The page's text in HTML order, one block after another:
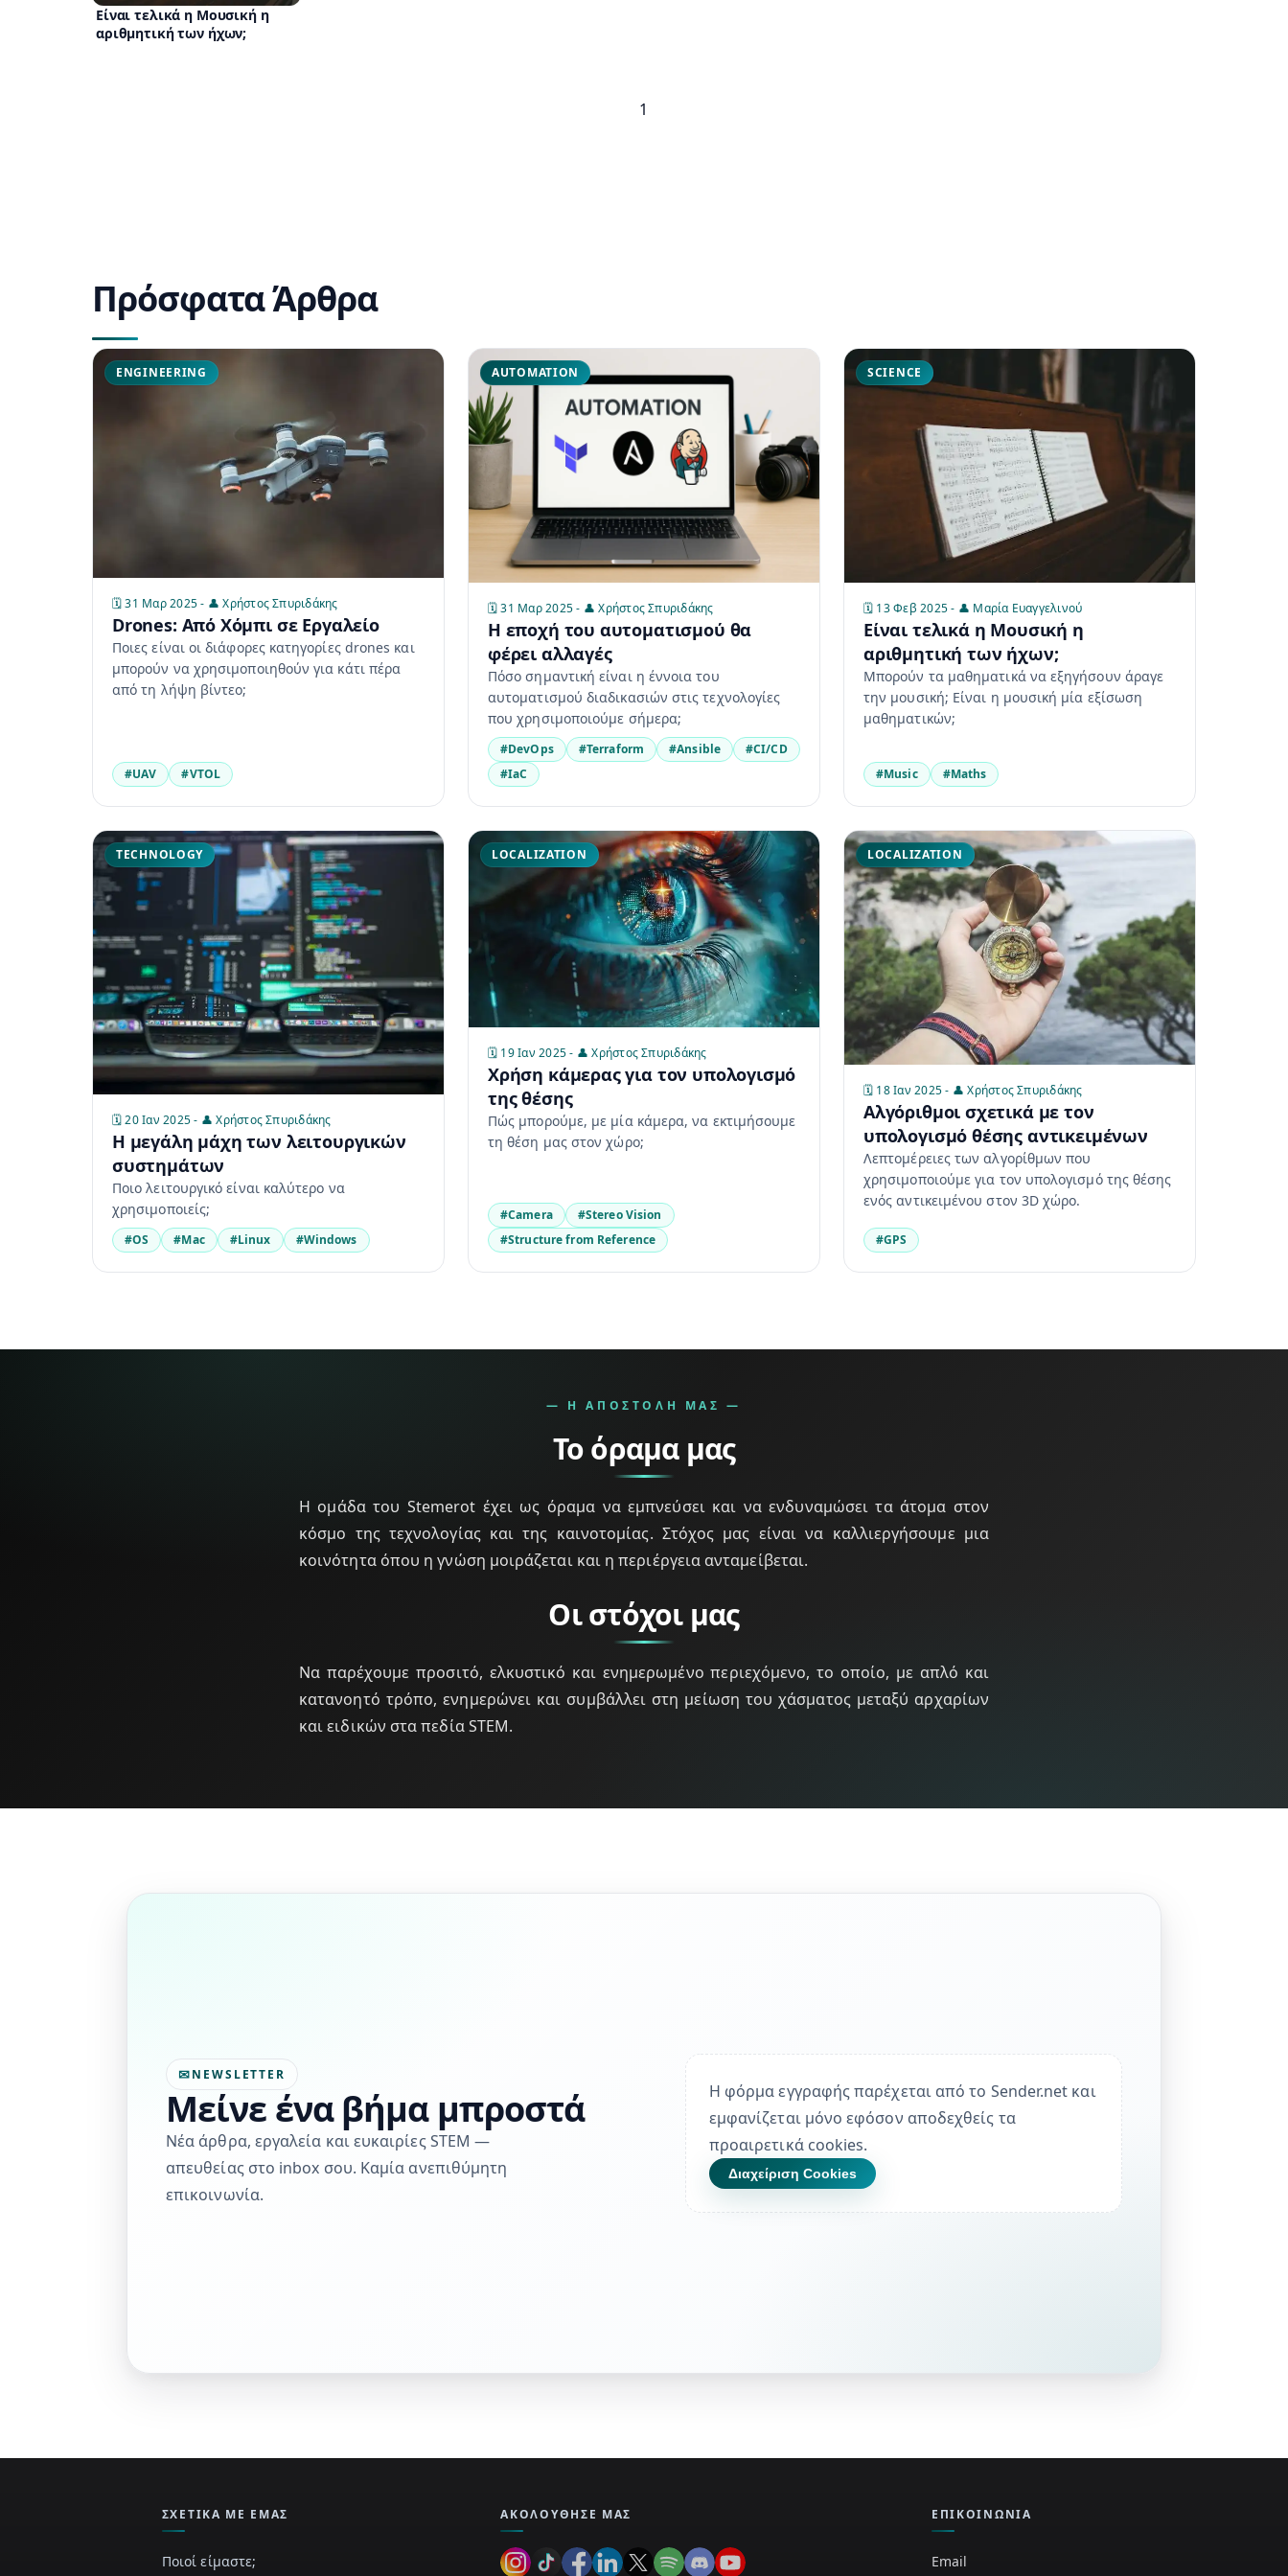
Είναι τελικά η Μουσική η
αριθμητική των ήχων;
1
Πρόσφατα Άρθρα
ENGINEERING
🗓️ 31 Μαρ 2025 - 👤 Χρήστος Σπυριδάκης
Drones: Από Χόμπι σε Εργαλείο
Ποιες είναι οι διάφορες κατηγορίες drones και
μπορούν να χρησιμοποιηθούν για κάτι πέρα
από τη λήψη βίντεο;
#UAV #VTOL
AUTOMATION
🗓️ 31 Μαρ 2025 - 👤 Χρήστος Σπυριδάκης
Η εποχή του αυτοματισμού θα
φέρει αλλαγές
Πόσο σημαντική είναι η έννοια του
αυτοματισμού διαδικασιών στις τεχνολογίες
που χρησιμοποιούμε σήμερα;
#DevOps #Terraform #Ansible
#CI/CD
#IaC
SCIENCE
🗓️ 13 Φεβ 2025 - 👤 Μαρία Ευαγγελινού
Είναι τελικά η Μουσική η
αριθμητική των ήχων;
Μπορούν τα μαθηματικά να εξηγήσουν άραγε
την μουσική; Είναι η μουσική μία εξίσωση
μαθηματικών;
#Music #Maths
TECHNOLOGY
🗓️ 20 Ιαν 2025 - 👤 Χρήστος Σπυριδάκης
Η μεγάλη μάχη των λειτουργικών
συστημάτων
Ποιο λειτουργικό είναι καλύτερο να
χρησιμοποιείς;
#OS #Mac #Linux #Windows
LOCALIZATION
🗓️ 19 Ιαν 2025 - 👤 Χρήστος Σπυριδάκης
Χρήση κάμερας για τον υπολογισμό
της θέσης
Πώς μπορούμε, με μία κάμερα, να εκτιμήσουμε
τη θέση μας στον χώρο;
#Camera
#Stereo Vision
#Structure from Reference
LOCALIZATION
🗓️ 18 Ιαν 2025 - 👤 Χρήστος Σπυριδάκης
Αλγόριθμοι σχετικά με τον
υπολογισμό θέσης αντικειμένων
Λεπτομέρειες των αλγορίθμων που
χρησιμοποιούμε για τον υπολογισμό της θέσης
ενός αντικειμένου στον 3D χώρο.
#GPS
— Η ΑΠΟΣΤΟΛΉ ΜΑΣ —
Το όραμα μας
Η ομάδα του Stemerot έχει ως όραμα να εμπνεύσει και να ενδυναμώσει τα άτομα στον
κόσμο της τεχνολογίας και της καινοτομίας. Στόχος μας είναι να καλλιεργήσουμε μια
κοινότητα όπου η γνώση μοιράζεται και η περιέργεια ανταμείβεται.
Οι στόχοι μας
Να παρέχουμε προσιτό, ελκυστικό και ενημερωμένο περιεχόμενο, το οποίο, με απλό και
κατανοητό τρόπο, ενημερώνει και συμβάλλει στη μείωση του χάσματος μεταξύ αρχαρίων
και ειδικών στα πεδία STEM.
NEWSLETTER
Μείνε ένα βήμα μπροστά
Νέα άρθρα, εργαλεία και ευκαιρίες STEM —
απευθείας στο inbox σου. Καμία ανεπιθύμητη
επικοινωνία.
Η φόρμα εγγραφής παρέχεται από το Sender.net και
εμφανίζεται μόνο εφόσον αποδεχθείς τα
προαιρετικά cookies.
Διαχείριση Cookies
ΣΧΕΤΙΚΆ ΜΕ ΕΜΆΣ
Ποιοί είμαστε;
ΑΚΟΛΟΎΘΗΣΕ ΜΑΣ ΕΠΙΚΟΙΝΩΝΊΑ
Email